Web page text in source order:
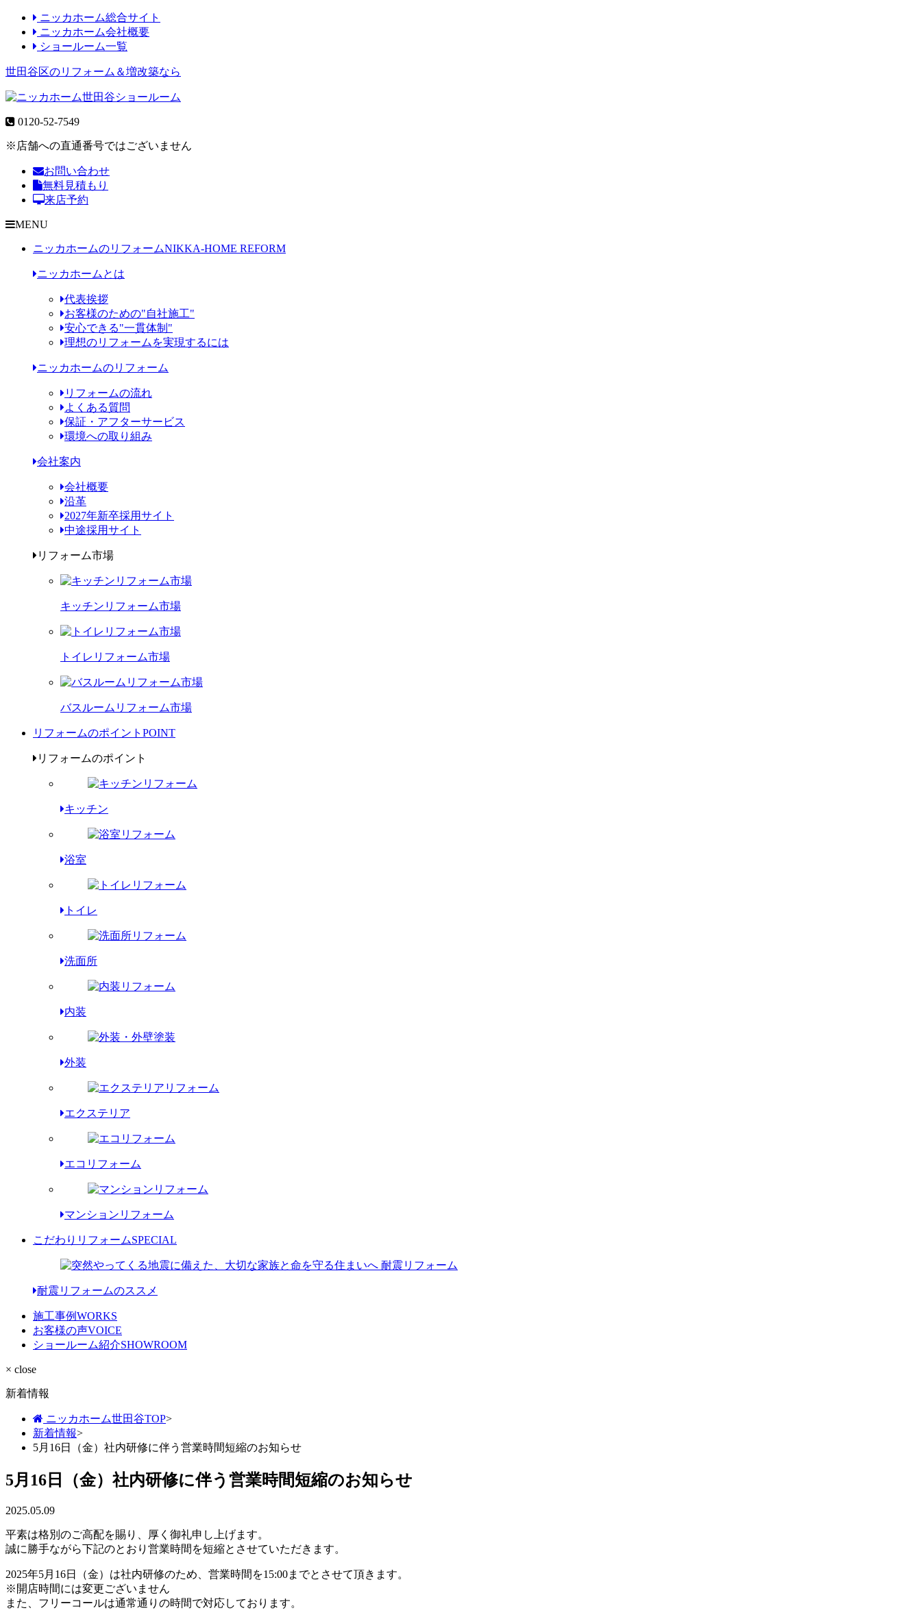
ニッカホーム総合サイト
ニッカホーム会社概要
ショールーム一覧
世田谷区のリフォーム＆増改築なら
0120-52-7549
※店舗への直通番号ではございません
お問い合わせ
無料見積もり
来店予約
MENU
ニッカホームのリフォームNIKKA-HOME REFORM
ニッカホームとは
代表挨拶
お客様のための"自社施工"
安心できる"一貫体制"
理想のリフォームを実現するには
ニッカホームのリフォーム
リフォームの流れ
よくある質問
保証・アフターサービス
環境への取り組み
会社案内
会社概要
沿革
2027年新卒採用サイト
中途採用サイト
リフォーム市場
キッチンリフォーム市場
トイレリフォーム市場
バスルームリフォーム市場
リフォームのポイント POINT
リフォームのポイント
キッチン
浴室
トイレ
洗面所
内装
外装
エクステリア
エコリフォーム
マンションリフォーム
こだわりリフォームSPECIAL
耐震リフォームのススメ
施工事例WORKS
お客様の声VOICE
ショールーム紹介SHOWROOM
× close
新着情報
ニッカホーム世田谷TOP>
新着情報>
5月16日（金）社内研修に伴う営業時間短縮のお知らせ
5月16日（金）社内研修に伴う営業時間短縮のお知らせ
2025.05.09
平素は格別のご高配を賜り、厚く御礼申し上げます。
誠に勝手ながら下記のとおり営業時間を短縮とさせていただきます。
2025年5月16日（金） は社内研修のため、営業時間を15:00までとさせて頂きます。
※開店時間には変更ございません
また、フリーコールは通常通りの時間で対応しております。